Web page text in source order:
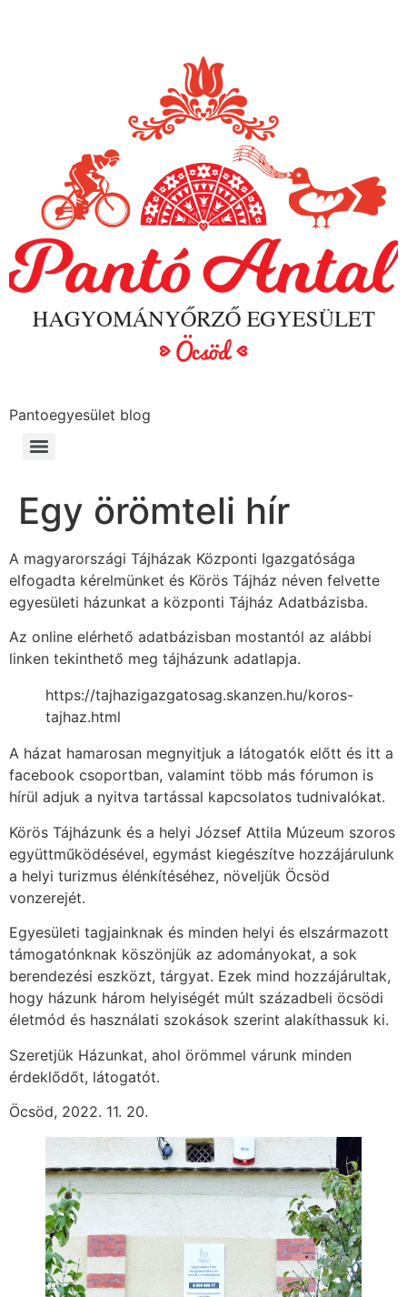
Pantoegyesület blog
Egy örömteli hír
A magyarországi Tájházak Központi Igazgatósága
elfogadta kérelmünket és Körös Tájház néven felvette
egyesületi házunkat a központi Tájház Adatbázisba.
Az online elérhető adatbázisban mostantól az alábbi
linken tekinthető meg tájházunk adatlapja.
https://tajhazigazgatosag.skanzen.hu/koros-
tajhaz.html
A házat hamarosan megnyitjuk a látogatók előtt és itt a
facebook csoportban, valamint több más fórumon is
hírül adjuk a nyitva tartással kapcsolatos tudnivalókat.
Körös Tájházunk és a helyi József Attila Múzeum szoros
együttműködésével, egymást kiegészítve hozzájárulunk
a helyi turizmus élénkítéséhez, növeljük Öcsöd
vonzerejét.
Egyesületi tagjainknak és minden helyi és elszármazott
támogatónknak köszönjük az adományokat, a sok
berendezési eszközt, tárgyat. Ezek mind hozzájárultak,
hogy házunk három helyiségét múlt századbeli öcsödi
életmód és használati szokások szerint alakíthassuk ki.
Szeretjük Házunkat, ahol örömmel várunk minden
érdeklődőt, látogatót.
Öcsöd, 2022. 11. 20.